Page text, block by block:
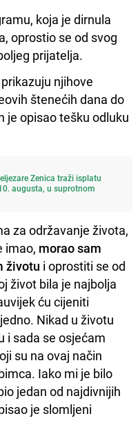
koja je dirnula
oprostio se od svog
prijatelja.
njihove
štenećih dana do
je opisao tešku odluku
Zenica traži isplatu
augusta, u suprotnom
za održavanje života,
imao, morao sam
životu i oprostiti se od
život bila je najbolja
ću cijeniti
Nikad u životu
i sada se osjećam
su na ovaj način
Iako mi je bilo
jedan od najdivnijih
je slomljeni